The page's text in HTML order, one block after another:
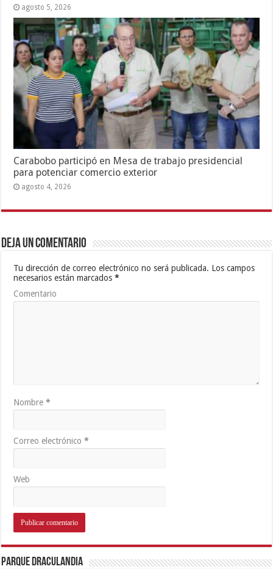
agosto 5, 2026
Carabobo participó en Mesa de trabajo presidencial
para potenciar comercio exterior
agosto 4, 2026
Deja un comentario
Tu dirección de correo electrónico no será publicada. Los campos
necesarios están marcados*
Comentario
Nombre*
Correo electrónico*
Web
Parque Draculandia